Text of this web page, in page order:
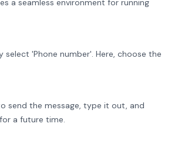
a seamless environment for running
select 'Phone number'. Here, choose the
send the message, type it out, and
a future time.